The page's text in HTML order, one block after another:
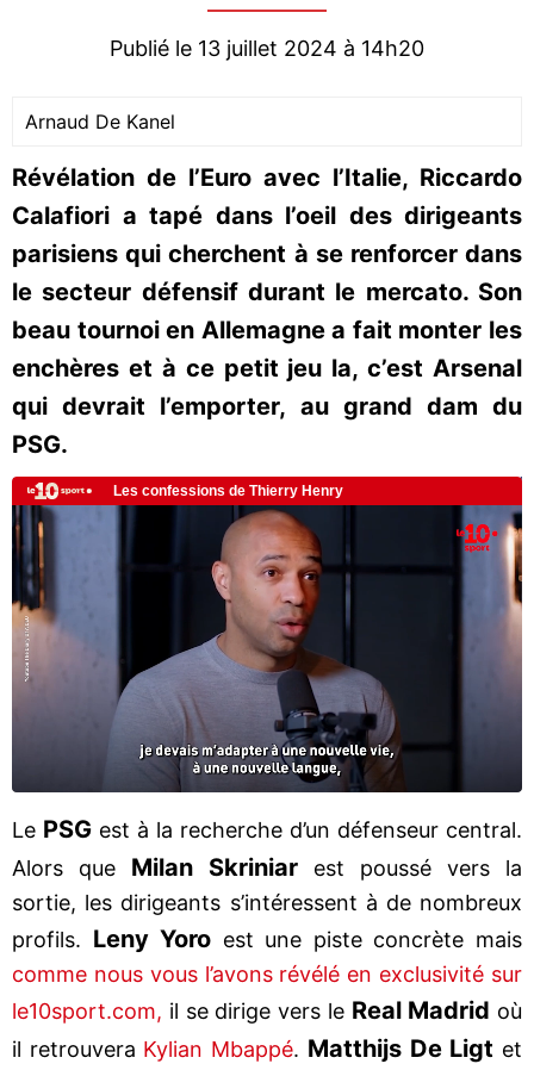
Publié le 13 juillet 2024 à 14h20
Arnaud De Kanel
Révélation de l’Euro avec l’Italie, Riccardo
Calafiori a tapé dans l’oeil des dirigeants
parisiens qui cherchent à se renforcer dans
le secteur défensif durant le mercato. Son
beau tournoi en Allemagne a fait monter les
enchères et à ce petit jeu la, c’est Arsenal
qui devrait l’emporter, au grand dam du
PSG.
Le PSG est à la recherche d’un défenseur central.
Alors que Milan Skriniar est poussé vers la
sortie, les dirigeants s’intéressent à de nombreux
profils. Leny Yoro est une piste concrète mais
comme nous vous l’avons révélé en exclusivité sur
le10sport.com, il se dirige vers le Real Madrid où
il retrouvera Kylian Mbappé. Matthijs De Ligt et